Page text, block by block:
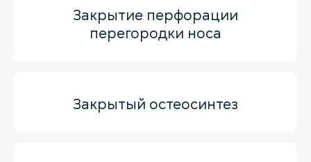
Закрытие перфорации
перегородки носа
Закрытый остеосинтез